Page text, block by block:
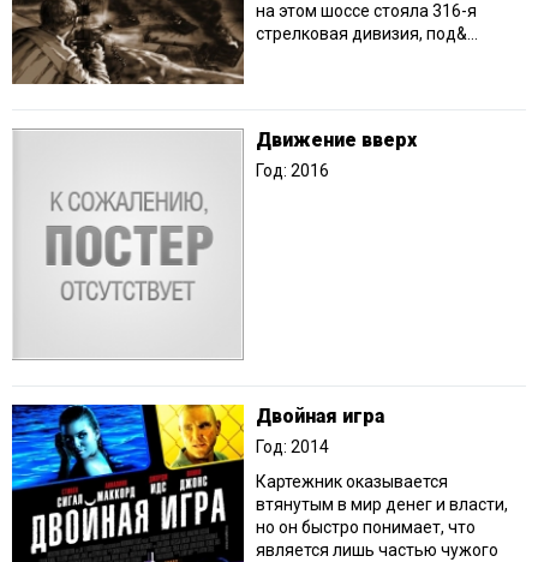
на этом шоссе стояла 316-я
стрелковая дивизия, под&...
Движение вверх
Год: 2016
Двойная игра
Год: 2014
Картежник оказывается
втянутым в мир денег и власти,
но он быстро понимает, что
является лишь частью чужого